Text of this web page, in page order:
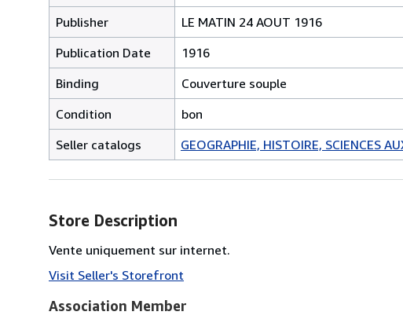
Publisher
LE MATIN 24 AOUT 1916
Publication Date
1916
Binding
Couverture souple
Condition
bon
Seller catalogs
GEOGRAPHIE, HISTOIRE, SCIENCES
Store Description
Vente uniquement sur internet.
Visit Seller's Storefront
Association Member